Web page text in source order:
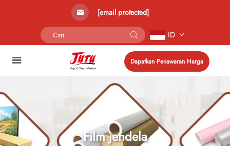
[email protected]
ID
Dapatkan Penawaran Harga
Film jendela